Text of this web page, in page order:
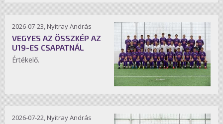
2026-07-23, Nyitray András
VEGYES AZ ÖSSZKÉP AZ
U19-ES CSAPATNÁL
Értékelő.
2026-07-22, Nyitray András